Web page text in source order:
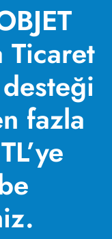
Ticaret
fazla